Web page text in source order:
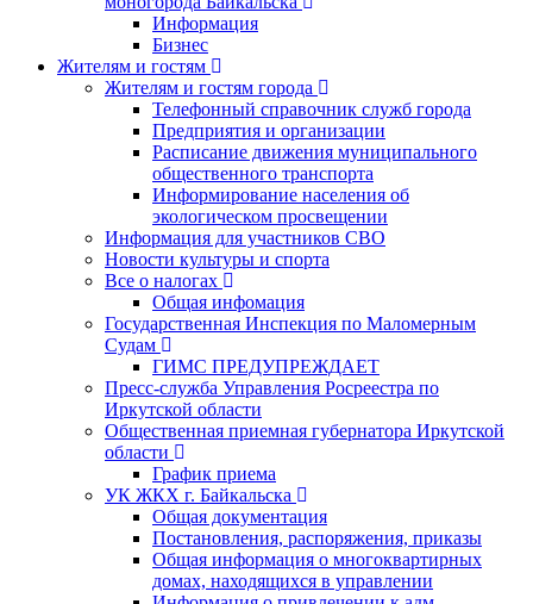
Информация
Бизнес
Жителям и гостям
Жителям и гостям города
Телефонный справочник служб города
Предприятия и организации
Расписание движения муниципального
общественного транспорта
Информирование населения об
экологическом просвещении
Информация для участников СВО
Новости культуры и спорта
Все о налогах
Общая инфомация
Государственная Инспекция по Маломерным
Судам
ГИМС ПРЕДУПРЕЖДАЕТ
Пресс-служба Управления Росреестра по
Иркутской области
Общественная приемная губернатора Иркутской
области
График приема
УК ЖКХ г. Байкальска
Общая документация
Постановления, распоряжения, приказы
Общая информация о многоквартирных
домах, находящихся в управлении